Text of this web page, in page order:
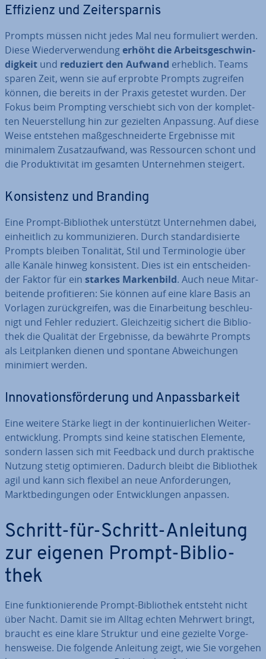
Effizienz und Zeit­er­spar­nis
Prompts müssen nicht jedes Mal neu for­mu­liert werden.
Diese Wie­der­ver­wen­dungerhöht die Ar­beits­ge­schwin­
dig­keit und reduziert den Aufwand erheblich. Teams
sparen Zeit, wenn sie auf erprobte Prompts zugreifen
können, die bereits in der Praxis getestet wurden. Der
Fokus beim Prompting ver­schiebt sich von der kom­plet­
ten Neu­erstel­lung hin zur gezielten Anpassung. Auf diese
Weise entstehen maß­ge­schnei­der­te Er­geb­nis­se mit
minimalem Zu­satz­auf­wand, was Res­sour­cen schont und
die Pro­duk­ti­vi­tät im gesamten Un­ter­neh­men steigert.
Kon­sis­tenz und Branding
Eine Prompt-Bi­blio­thek un­ter­stützt Un­ter­neh­men dabei,
ein­heit­lich zu kom­mu­ni­zie­ren. Durch stan­dar­di­sier­te
Prompts bleiben Tonalität, Stil und Ter­mi­no­lo­gie über
alle Kanäle hinweg kon­sis­tent. Dies ist ein ent­schei­den­
der Faktor für ein starkes Mar­ken­bild. Auch neue Mit­ar­
bei­ten­de pro­fi­tie­ren: Sie können auf eine klare Basis an
Vorlagen zu­rück­grei­fen, was die Ein­ar­bei­tung be­schleu­
nigt und Fehler reduziert. Gleich­zei­tig sichert die Bi­blio­
thek die Qualität der Er­geb­nis­se, da bewährte Prompts
als Leit­plan­ken dienen und spontane Ab­wei­chun­gen
minimiert werden.
In­no­va­ti­ons­för­de­rung und An­pass­bar­keit
Eine weitere Stärke liegt in der kon­ti­nu­ier­li­chen Wei­ter­
ent­wick­lung. Prompts sind keine sta­ti­schen Elemente,
sondern lassen sich mit Feedback und durch prak­ti­sche
Nutzung stetig op­ti­mie­ren. Dadurch bleibt die Bi­blio­thek
agil und kann sich flexibel an neue An­for­de­run­gen,
Markt­be­din­gun­gen oder Ent­wick­lun­gen anpassen.
Schritt-für-Schritt-Anleitung
zur eigenen Prompt-Bi­blio­
thek
Eine funk­tio­nie­ren­de Prompt-Bi­blio­thek entsteht nicht
über Nacht. Damit sie im Alltag echten Mehrwert bringt,
braucht es eine klare Struktur und eine gezielte Vor­ge­
hens­wei­se. Die folgende Anleitung zeigt, wie Sie vorgehen